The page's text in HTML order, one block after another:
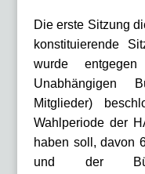
Die erste Sitzung
konstituierende
wurde
Unabhängigen
Mitglieder)
Wahlperiode der
haben soll, davon
und der